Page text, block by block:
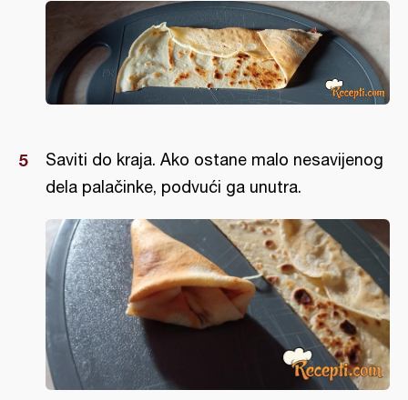
Saviti do kraja. Ako ostane malo nesavijenog
dela palačinke, podvući ga unutra.